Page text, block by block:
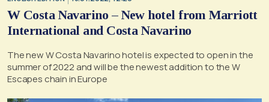
W Costa Navarino – New hotel from Marriott
International and Costa Navarino
The new W Costa Navarino hotel is expected to open in the
summer of 2022 and will be the newest addition to the W
Escapes chain in Europe